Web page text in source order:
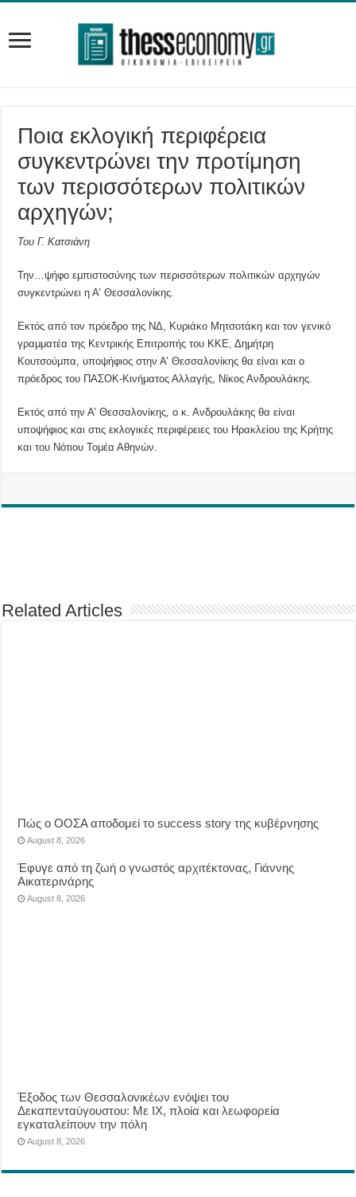
Ποια εκλογική περιφέρεια
συγκεντρώνει την προτίμηση
των περισσότερων πολιτικών
αρχηγών;
Του Γ. Κατσιάνη
Την…ψήφο εμπιστοσύνης των περισσότερων πολιτικών αρχηγών
συγκεντρώνει η Α’ Θεσσαλονίκης.
Εκτός από τον πρόεδρο της ΝΔ, Κυριάκο Μητσοτάκη και τον γενικό
γραμματέα της Κεντρικής Επιτροπής του ΚΚΕ, Δημήτρη
Κουτσούμπα, υποψήφιος στην Α’ Θεσσαλονίκης θα είναι και ο
πρόεδρος του ΠΑΣΟΚ-Κινήματος Αλλαγής, Νίκος Ανδρουλάκης.
Εκτός από την Α’ Θεσσαλονίκης, ο κ. Ανδρουλάκης θα είναι
υποψήφιος και στις εκλογικές περιφέρειες του Ηρακλείου της Κρήτης
και του Νότιου Τομέα Αθηνών.
Related Articles
Πώς ο ΟΟΣΑ αποδομεί το success story της κυβέρνησης
August 8, 2026
Έφυγε από τη ζωή ο γνωστός αρχιτέκτονας, Γιάννης
Αικατερινάρης
August 8, 2026
Έξοδος των Θεσσαλονικέων ενόψει του
Δεκαπενταύγουστου: Με ΙΧ, πλοία και λεωφορεία
εγκαταλείπουν την πόλη
August 8, 2026